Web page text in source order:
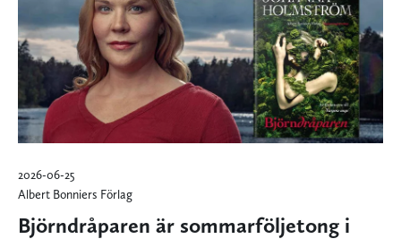
2026-06-25
Albert Bonniers Förlag
Björndråparen är sommarföljetong i